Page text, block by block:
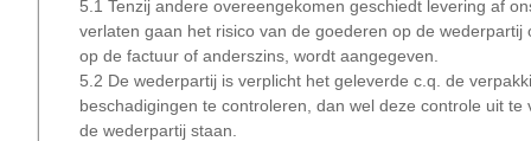
5.1 Tenzij andere overeengekomen geschiedt levering af
verlaten gaan het risico van de goederen op de
op de factuur of anderszins, wordt aangegeven.
5.2 De wederpartij is verplicht het geleverde c.q. de
beschadigingen te controleren, dan wel deze controle uit
de wederpartij staan.